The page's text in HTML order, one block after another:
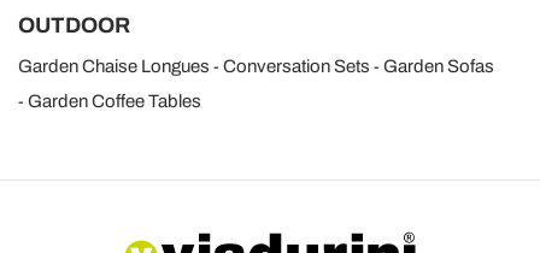
OUTDOOR
Garden Chaise Longues Conversation Sets
Garden Sofas
Garden Coffee Tables